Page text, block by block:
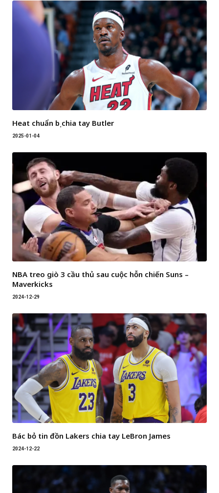
Heat chuẩn bị chia tay Butler
2025-01-04
NBA treo giò 3 cầu thủ sau cuộc hỗn chiến Suns –
Maverkicks
2024-12-29
Bác bỏ tin đồn Lakers chia tay LeBron James
2024-12-22